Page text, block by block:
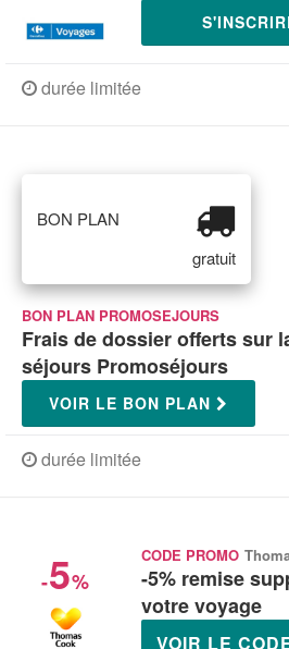
durée limitée
BON PLAN
gratuit
BON PLAN PROMOSEJOURS
Frais de dossier offerts sur
séjours Promoséjours
VOIR LE BON PLAN
durée limitée
-5%
CODE PROMO
-5% remise
votre voyage
VOIR LE